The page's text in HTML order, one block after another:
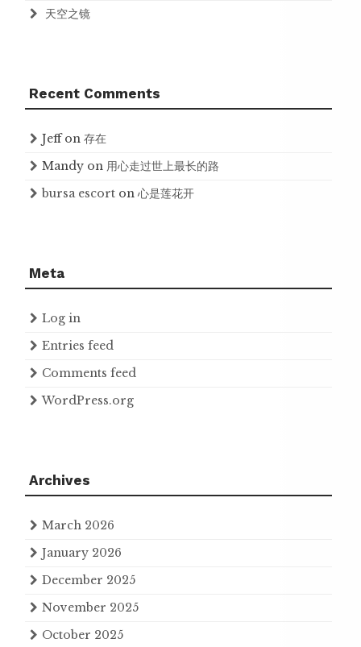
天空之镜
Recent Comments
Jeffon 存在
Mandy on 用心走过世上最长的路
bursa escort on 心是莲花开
Meta
Log in
Entries feed
Comments feed
WordPress.org
Archives
March 2026
January 2026
December 2025
November 2025
October 2025